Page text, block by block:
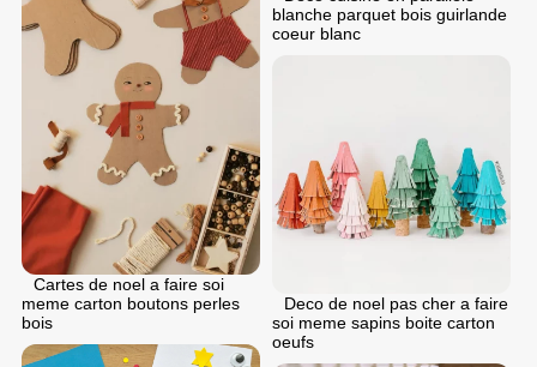
blanche parquet bois guirlande
coeur blanc
Cartes de noel a faire soi
meme carton boutons perles
bois
Deco de noel pas cher a faire
soi meme sapins boite carton
oeufs